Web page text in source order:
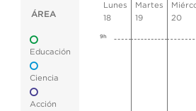
ÁREA
Educación
Ciencia
Acción
Lunes
18
Martes
19
20
9h